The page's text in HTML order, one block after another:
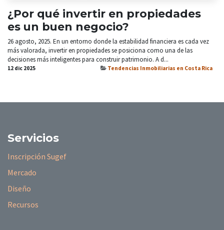
¿Por qué invertir en propiedades
es un buen negocio?
26 agosto, 2025. En un entorno donde la estabilidad financiera es cada vez
más valorada, invertir en propiedades se posiciona como una de las
decisiones más inteligentes para construir patrimonio. A d...
12 dic 2025 Tendencias Inmobiliarias en Costa Rica
Servicios
Inscripción Sugef
Mercado
Diseño
Recursos